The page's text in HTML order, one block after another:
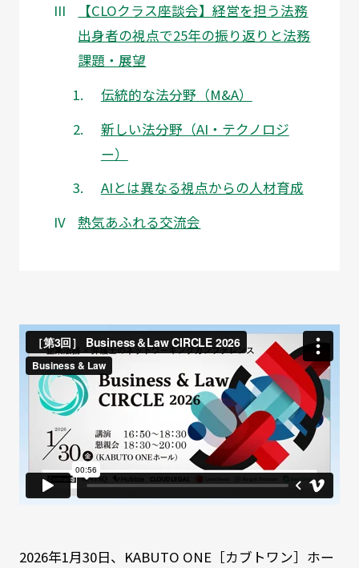
【CLOクラス座談会】経営を担う法務
出身者の視点で25年の振り返りと法務
課題・展望
伝統的な法分野（M&A）
新しい法分野（AI・テクノロジ
ー）
AIとは異なる視点からの人材育成
熱気あふれる交流会
2026年1月30日、KABUTO ONE［カブトワン］ホー